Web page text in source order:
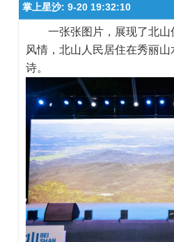
掌上星沙: 9-20 19:32:10
一张张图片，展现了北
风情，北山人民居住在秀丽
诗。